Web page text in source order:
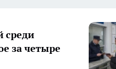
среди
за четыре